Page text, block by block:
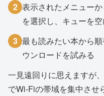
2 表示されたメニュー
を選択し、キューを
3 最も読みたい本から
ウンロードを試みる
一見遠回りに思えますが
でWi-Fiの帯域を集中させ